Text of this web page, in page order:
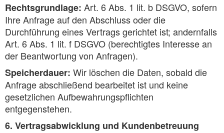
Rechtsgrundlage: Art. 6 Abs. 1 lit. b DSGVO, sofern
Ihre Anfrage auf den Abschluss oder die
Durchführung eines Vertrags gerichtet ist; andernfalls
Art. 6 Abs. 1 lit. f DSGVO (berechtigtes Interesse an
der Beantwortung von Anfragen).
Speicherdauer: Wir löschen die Daten, sobald die
Anfrage abschließend bearbeitet ist und keine
gesetzlichen Aufbewahrungspflichten
entgegenstehen.
6. Vertragsabwicklung und Kundenbetreuung